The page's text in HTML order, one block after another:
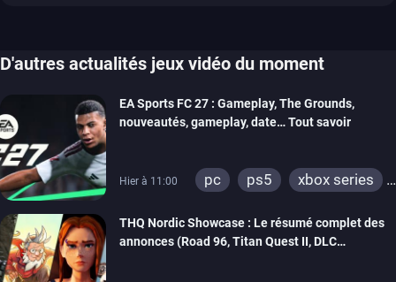
D'autres actualités jeux vidéo du moment
EA Sports FC 27 : Gameplay, The Grounds,
nouveautés, gameplay, date… Tout savoir
Hier à 11:00 pc ps5
xbox series
THQ Nordic Showcase : Le résumé complet des
annonces (Road 96, Titan Quest II, DLC